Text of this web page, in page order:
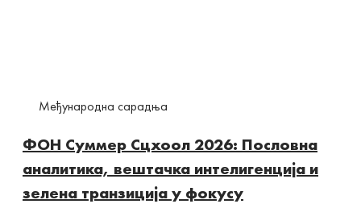
Међународна сарадња
ФОН Суммер Сцхоол 2026: Пословна
аналитика, вештачка интелигенција и
зелена транзиција у фокусу